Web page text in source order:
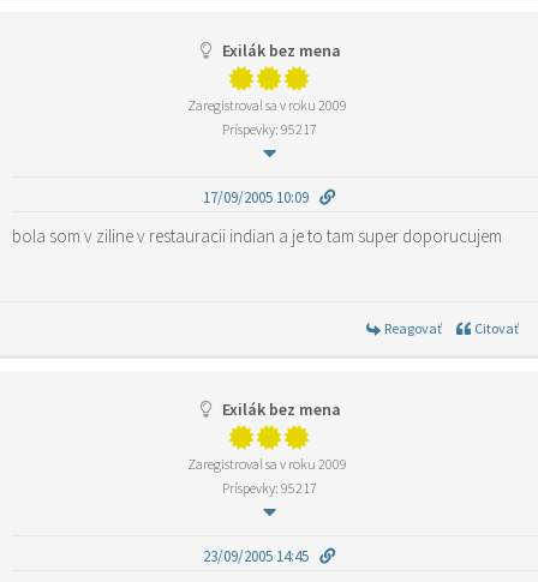
Exilák bez mena
Zaregistroval sa v roku 2009
Príspevky: 95217
17/09/2005 10:09
bola som v ziline v restauracii indian a je to tam super doporucujem
Reagovať Citovať
Exilák bez mena
Zaregistroval sa v roku 2009
Príspevky: 95217
23/09/2005 14:45